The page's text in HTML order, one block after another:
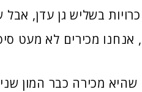
בשליש גן עדן,
מכירים לא מעט
מכירה כבר המון